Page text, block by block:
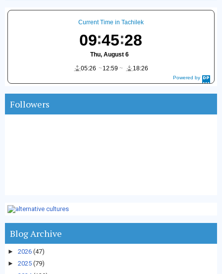
Powered by
DaysPedia.c
Current Time in Tachilek
09 45 29
Thu, August 6
05:26
12:59 18:26
Followers
Blog Archive
► 2026 (47)
► 2025 (79)